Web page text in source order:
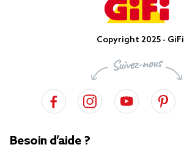
Copyright 2025 - GiFi
Besoin d’aide ?